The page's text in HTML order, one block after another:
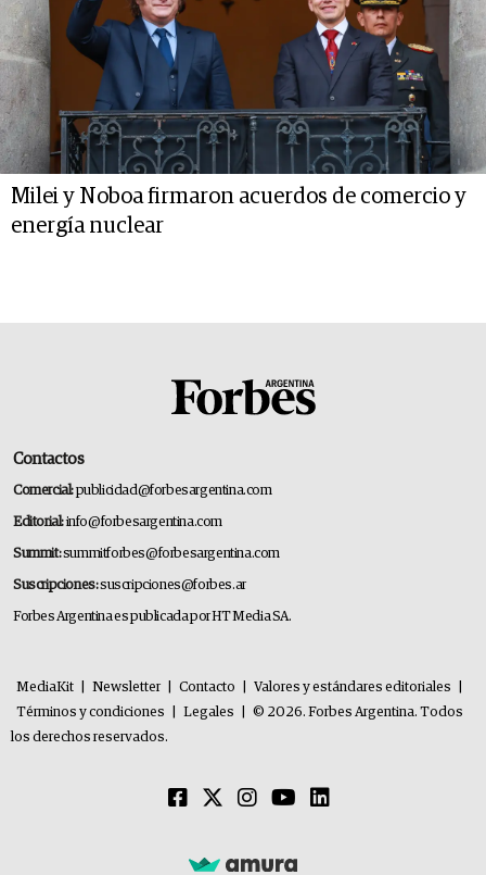
Milei y Noboa firmaron acuerdos de comercio y
energía nuclear
Contactos
Comercial:publicidad@forbesargentina.com
Editorial:info@forbesargentina.com
Summit:summitforbes@forbesargentina.com
Suscripciones:suscripciones@forbes.ar
Forbes Argentina es publicada por HT Media SA.
MediaKit Newsletter Contacto Valores y estándares editoriales
Términos y condiciones
Legales
© 2026. Forbes Argentina. Todos
los derechos reservados.